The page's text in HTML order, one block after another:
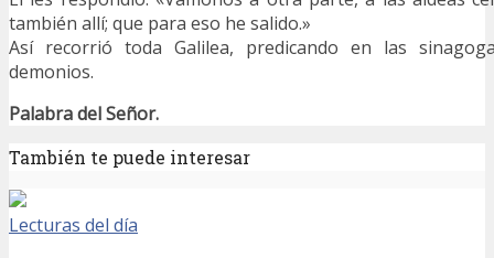
también allí; que para eso he salido.»
Así recorrió toda Galilea, predicando en las
demonios.
Palabra del Señor.
También te puede interesar
Lecturas del día